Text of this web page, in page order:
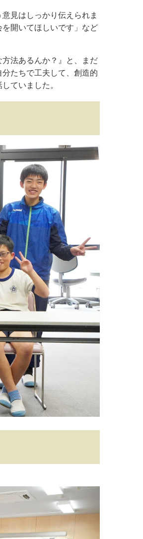
見はしっかり伝えられま
開いてほしいです」など
法あるんか？』と、まだ
たちで工夫して、創造的
ていました。